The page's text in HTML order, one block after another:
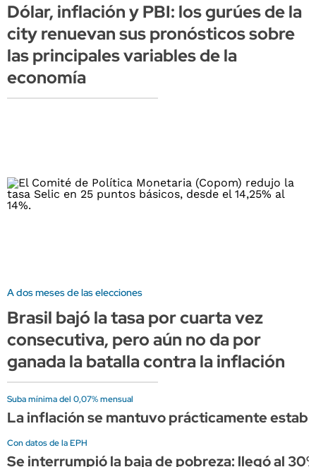
Dólar, inflación y PBI: los gurúes de la
city renuevan sus pronósticos sobre
las principales variables de la
economía
A dos meses de las elecciones
Brasil bajó la tasa por cuarta vez
consecutiva, pero aún no da por
ganada la batalla contra la inflación
Suba mínima del 0,07% mensual
La inflación se mantuvo prácticamente
Con datos de la EPH
Se interrumpió la baja de pobreza: llegó al